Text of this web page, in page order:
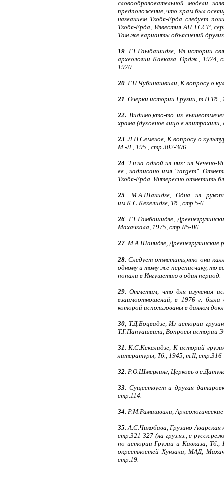
словообразовательной модели
предположение, что храм был
названием Ткобя-Ерда следует
Ткобя-Ерда, Известия АН ГССР,
Там же варианты объяснений
19 . Г.Г.Гаыбашидзе, Из истории
археологии Кавказа. Ордж., 1974,
1970.
20 . Г.Н.Чубинашвили, К вопросу о
21 . Очерки истории Грузии, т.П.Тб.,
22. Видимо,кто-то из
храма (духовное лицо в
23 . Л.П.Семенов, К вопросу о
М.-Л., 195., стр.302-306.
24 . Т.н.на одной из них: из Чечено-
вв., надписано имя "targem".
Ткобя-Ерда. Интересно отметить
25 . М.А.Шанидзе, Одна из
им.К.С.Кекелидзе, Тб., стр.5-6.
26 . Г.Г.Гамбашидзе,
Махачкала, 1975, стр.II5-II6.
27 . М.А.Шанидзе,
28 . Следует отметить,что они
одному и тому же переписчику, то
попали в Ингушетию в один период.
29 . Отметим, что для изучения
взаимоотношений, в 1976 г. была
которой использованы в данном
30 , Т.Д.Боцвадзе, Из истории
Т.Г.Папуашвили, Вопросы истории
31
. К.С.Кекелидзе, К историй
литературы, Тб., 1945, т.II, стр.316-
32 . Р.О.Шмерлинг, Церковь в
33 . Существует и другая
стр.114.
34 . Р.М.Рамишвили,
35 . А.С.Чикобава, Грузино-
стр.321-327 (на груз.яз., с
по истории Грузии и Кавказа, Тб.,
окрестностей Хунзаха, МАД,
стр.19.